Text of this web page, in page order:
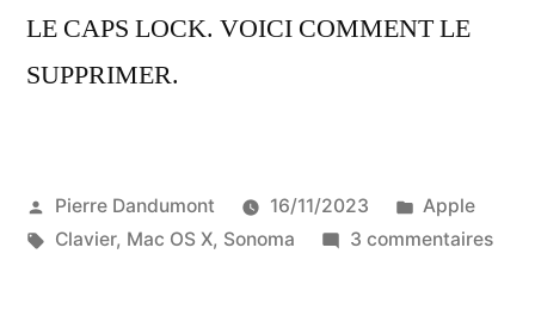
LE CAPS LOCK. VOICI COMMENT LE
SUPPRIMER.
Publié
par
Pierre Dandumont 16/11/2023
Publié
dans
Apple
Étiquettes :
Clavier, Mac OS X, Sonoma 3 commentairessur